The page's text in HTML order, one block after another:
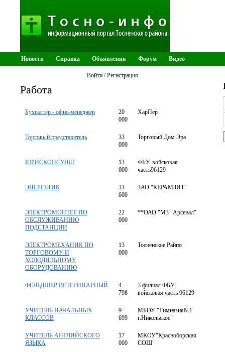
Новости Справка Объявления Форум
Видео
Войти / Регистрация
Работа
Бухгалтер - офис-менеджер
20
000
ХарПер
Торговый представитель
33
000
Торговый Дом Эра
ЮРИСКОНСУЛЬТ
13
000
ФБУ-войсковая
часть96129
ЭНЕРГЕТИК
33
600
ЗАО "КЕРАМЗИТ"
ЭЛЕКТРОМОНТЕР ПО
ОБСЛУЖИВАНИЮ
ПОДСТАНЦИИ
22
000
**ОАО "МЗ "Арсенал"
ЭЛЕКТРОМЕХАНИК ПО
ТОРГОВОМУ И
ХОЛОДИЛЬНОМУ
ОБОРУДОВАНИЮ
13
000
Тосненское Райпо
ФЕЛЬДШЕР ВЕТЕРИНАРНЫЙ
4
798
3 филиал ФБУ-
войсковая часть 96129
УЧИТЕЛЬ НАЧАЛЬНЫХ
КЛАССОВ
9
699
МБОУ "Гимназия№1
г.Никольское"
УЧИТЕЛЬ АНГЛИЙСКОГО
ЯЗЫКА
17
000
МКОУ"Красноборская
СОШ"